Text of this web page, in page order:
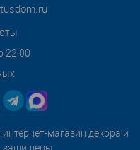
магазин декора и
22:00